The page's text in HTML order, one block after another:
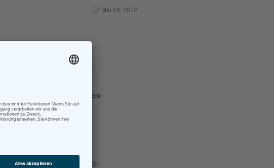
Mai 16, 2012
ZUM ANTWORTEN ANMELDEN
sign-chris-durban-strikes-